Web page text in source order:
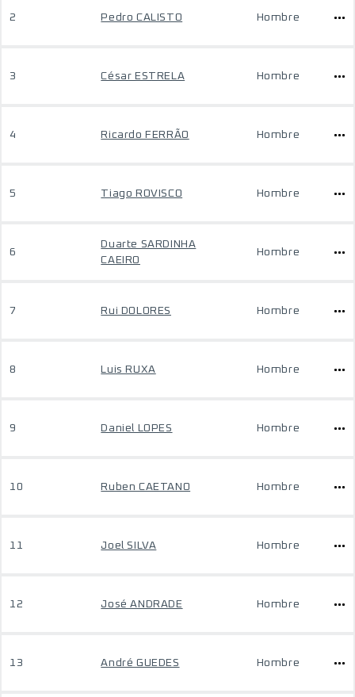
2 Pedro CALISTO Hombre
3 César ESTRELA Hombre
4 Ricardo FERRÃO Hombre
5 Tiago ROVISCO Hombre
6
Duarte SARDINHA
CAEIRO
Hombre
7 Rui DOLORES Hombre
8 Luis RUXA Hombre
9 Daniel LOPES Hombre
10 Ruben CAETANO Hombre
11 Joel SILVA Hombre
12 José ANDRADE Hombre
13 André GUEDES Hombre